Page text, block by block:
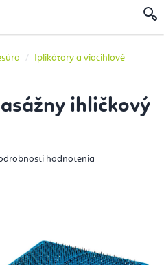
Iplikátory a viacihlové
ihličkový
hodnotenia